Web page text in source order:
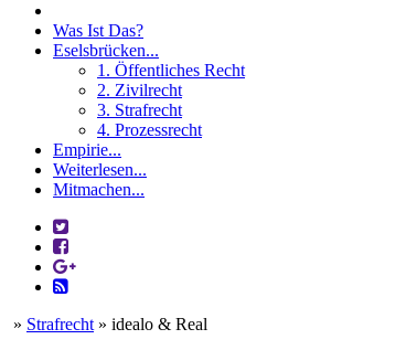
Was Ist Das?
Eselsbrücken...
1. Öffentliches Recht
2. Zivilrecht
3. Strafrecht
4. Prozessrecht
Empirie...
Weiterlesen...
Mitmachen...
» Strafrecht » idealo & Real